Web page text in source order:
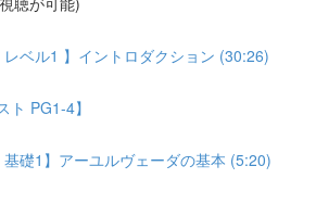
レベル1 】イントロダクション (30:26)
ト PG1-4】
基礎1】アーユルヴェーダの基本 (5:20)